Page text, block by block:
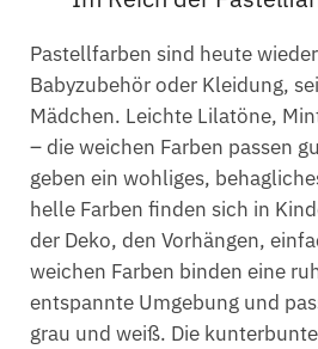
Pastellfarben sind heute
Babyzubehör oder Kleidung,
Mädchen. Leichte Lilatöne,
– die weichen Farben passen
geben ein wohliges,
helle Farben finden sich in
der Deko, den Vorhängen,
weichen Farben binden eine
entspannte Umgebung und
grau und weiß. Die